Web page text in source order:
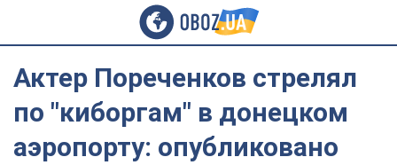
Актер Пореченков стрелял
по "киборгам" в донецком
аэропорту: опубликовано